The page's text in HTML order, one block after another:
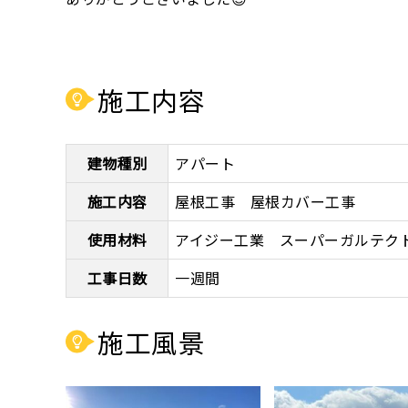
施工内容
建物種別
アパート
施工内容
屋根工事 屋根カバー工事
使用材料
アイジー工業 スーパーガルテク
工事日数
一週間
施工風景